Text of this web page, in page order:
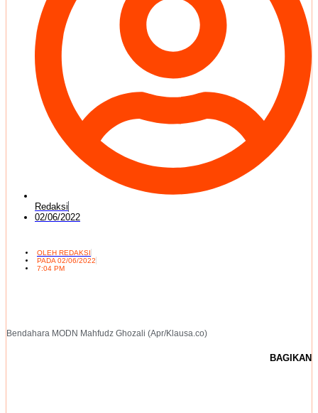
Redaksi
02/06/2022
OLEH REDAKSI
PADA02/06/2022
7:04 PM
Bendahara MODN Mahfudz Ghozali (Apr/Klausa.co)
BAGIKAN